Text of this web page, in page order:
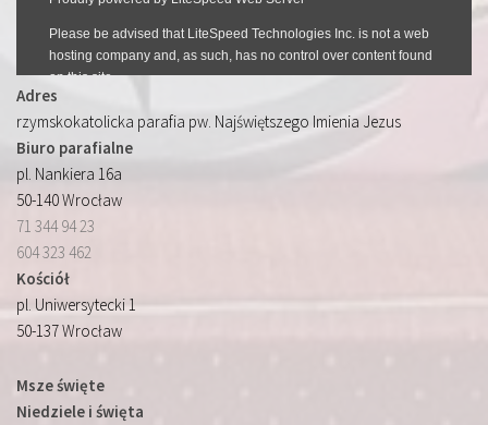
Adres
rzymskokatolicka parafia pw. Najświętszego Imienia Jezus
Biuro parafialne
pl. Nankiera 16a
50-140 Wrocław
71 344 94 23
604 323 462
Kościół
pl. Uniwersytecki 1
50-137 Wrocław
Msze święte
Niedziele i święta